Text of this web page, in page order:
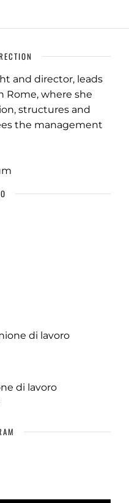
and director, leads
Rome, where she
structures and
the management
di lavoro
di lavoro